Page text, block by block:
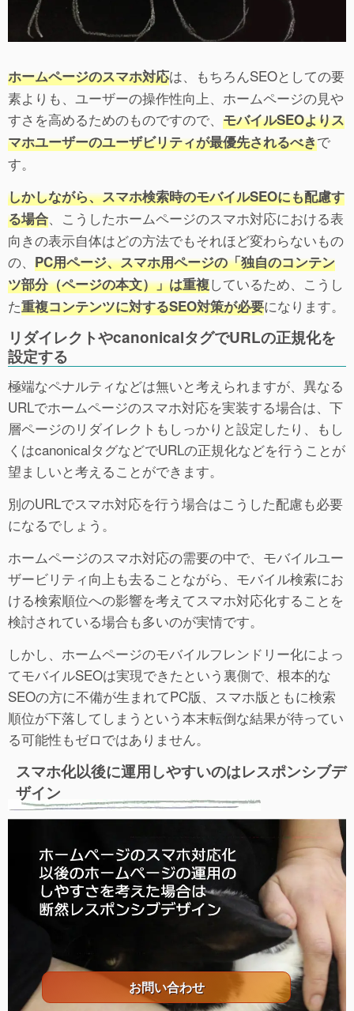
ホームページのスマホ対応は、もちろんSEOとしての要
素よりも、ユーザーの操作性向上、ホームページの見や
すさを高めるためのものですので、 モバイルSEOよりス
マホユーザーのユーザビリティが最優先されるべきで
す。
しかしながら、スマホ検索時のモバイルSEOにも配慮す
る場合、こうしたホームページのスマホ対応における表
向きの表示自体はどの方法でもそれほど変わらないもの
の、 PC用ページ、スマホ用ページの「独自のコンテン
ツ部分（ページの本文）」は重複しているため、こうし
た重複コンテンツに対するSEO対策が必要になります。
リダイレクトやcanonicalタグでURLの正規化を
設定する
極端なペナルティなどは無いと考えられますが、異なる
URLでホームページのスマホ対応を実装する場合は、下
層ページのリダイレクトもしっかりと設定したり、もし
くはcanonicalタグなどでURLの正規化などを行うことが
望ましいと考えることができます。
別のURLでスマホ対応を行う場合はこうした配慮も必要
になるでしょう。
ホームページのスマホ対応の需要の中で、モバイルユー
ザービリティ向上も去ることながら、モバイル検索にお
ける検索順位への影響を考えてスマホ対応化することを
検討されている場合も多いのが実情です。
しかし、ホームページのモバイルフレンドリー化によっ
てモバイルSEOは実現できたという裏側で、根本的な
SEOの方に不備が生まれてPC版、スマホ版ともに検索
順位が下落してしまうという本末転倒な結果が待ってい
る可能性もゼロではありません。
スマホ化以後に運用しやすいのはレスポンシブデ
ザイン
お問い合わせ